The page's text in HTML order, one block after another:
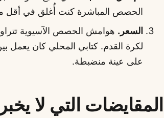
الحصص المباشرة كنت أُغلق في أقل
السعر.
على عينة منضبطة.
المقايضات التي لا